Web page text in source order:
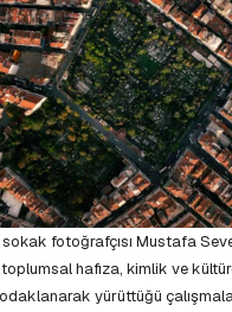
fotoğrafçısı Mustafa
hafıza, kimlik ve
yürüttüğü